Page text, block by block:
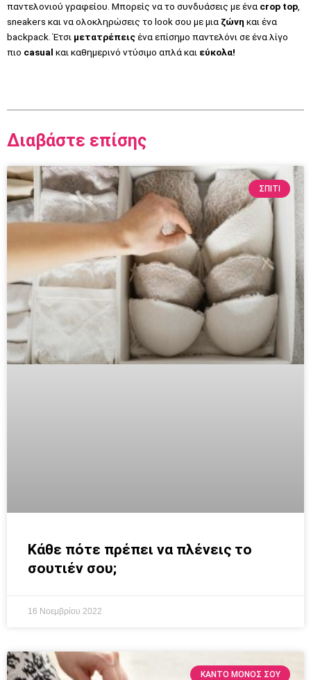
παντελονιού γραφείου. Μπορείς να το συνδυάσεις με ένα crop top
sneakers και να ολοκληρώσεις το look σου με μια ζώνη και ένα
backpack. Έτσι μετατρέπειςένα επίσημο παντελόνι σε ένα λίγο
πιο casual και καθημερινό ντύσιμο απλά και εύκολα!
Διαβάστε επίσης
ΣΠΙΤΙ
Κάθε πότε πρέπει να πλένεις το
σουτιέν σου;
16 Νοεμβρίου 2022
ΚΆΝΤΟ ΜΌΝΟΣ ΣΟΥ